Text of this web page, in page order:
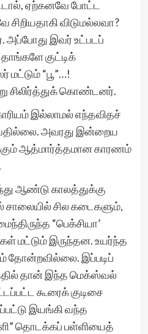
ஏற்கனவே போட்ட
விடுமல்லவா?
அப்போது இவர் உட்படப்
குட்டிக்
“பூ”…!
சிலிர்த்துக் கொண்டனர்.
இல்லாமல் எந்தவிதச்
அவரது இன்றைய
ஆத்மார்த்தமான காரணம்
ஆண்டு காலத்துக்கு
சில கடைகளும்,
“பெக்சியா’
மட்டும் இருந்தன. உயர்ந்த
தோன்றவில்லை. இப்படிப்
தான் இந்த மெக்ஸ்வல்
கூரைக் குடிசை
இயங்கி வந்த
தொடக்கப் பள்ளியைத்